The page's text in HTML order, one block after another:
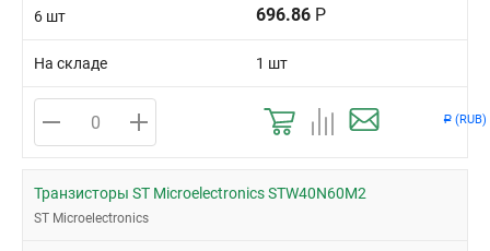
Р (RUB)
6 шт 696.86 Р
На складе 1 шт
Транзисторы ST Microelectronics STW40N60M2
ST Microelectronics